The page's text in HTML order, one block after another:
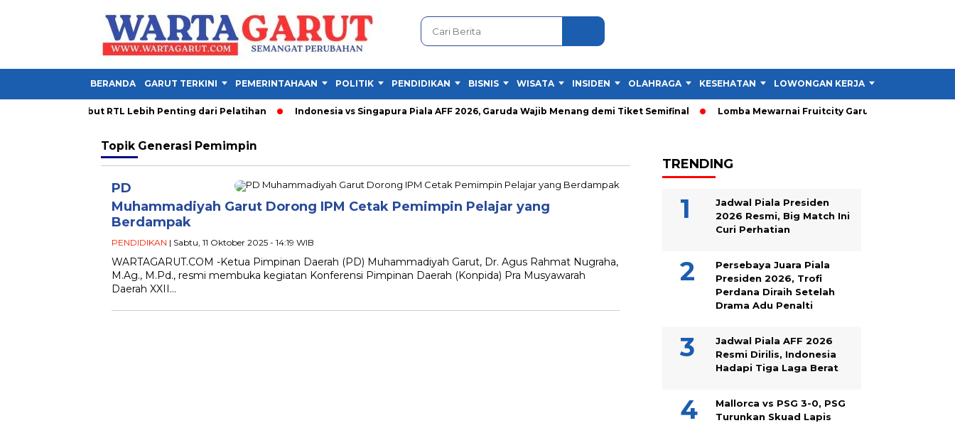
BERANDA GARUT TERKINI PEMERINTAHAAN POLITIK PENDIDIKAN BISNIS WISATA INSIDEN OLAHRAGA KESEHATAN LOWONGAN KERJA
PDM Garut Sebut RTL Lebih Penting dari Pelatihan Indonesia vs Singapura Piala AFF 2026, Garuda Wajib Menang demi Tiket Semifinal Lomba Mewarnai Fruitcity Garut Dibuka, Anak Dapat
Topik Generasi Pemimpin
PD
Muhammadiyah Garut Dorong IPM Cetak Pemimpin Pelajar yang
Berdampak
PENDIDIKAN | Sabtu, 11 Oktober 2025 - 14:19 WIB
WARTAGARUT.COM -Ketua Pimpinan Daerah (PD) Muhammadiyah Garut, Dr. Agus Rahmat Nugraha,
M.Ag., M.Pd., resmi membuka kegiatan Konferensi Pimpinan Daerah (Konpida) Pra Musyawarah
Daerah XXII…
TRENDING
Jadwal Piala Presiden
2026 Resmi, Big Match Ini
Curi Perhatian
Persebaya Juara Piala
Presiden 2026, Trofi
Perdana Diraih Setelah
Drama Adu Penalti
Jadwal Piala AFF 2026
Resmi Dirilis, Indonesia
Hadapi Tiga Laga Berat
Mallorca vs PSG 3-0, PSG
Turunkan Skuad Lapis